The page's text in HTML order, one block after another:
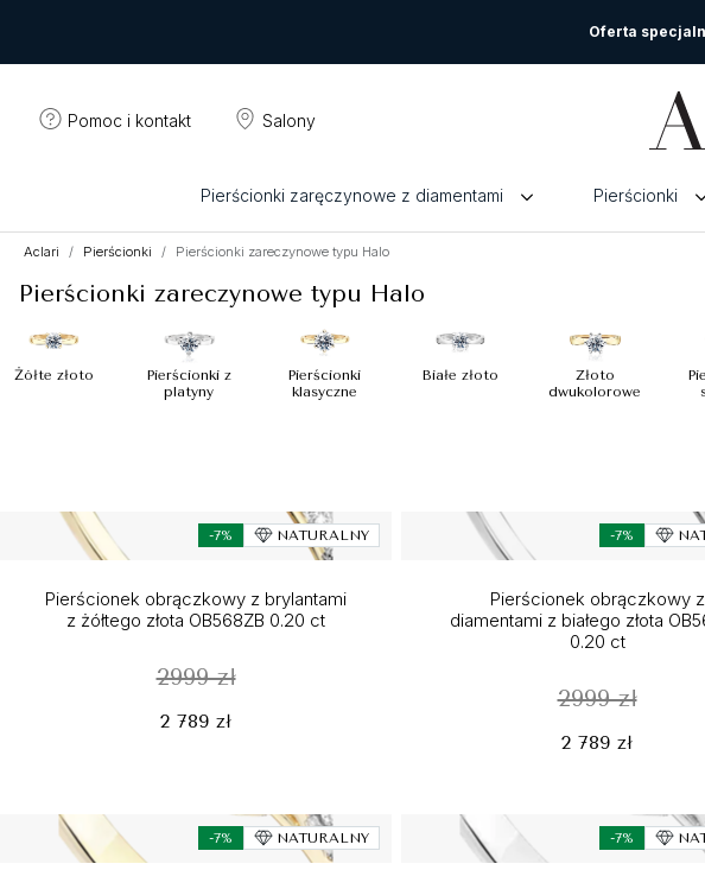
Oferta
Pomoc i kontakt Salony
Pierścionki zaręczynowe z diamentami Pierścionki
Aclari Pierścionki Pierścionki zareczynowe typu Halo
Pierścionki zareczynowe typu Halo
Żółte złoto
Pierścionki z
platyny
Pierścionki
klasyczne
Białe złoto
Złoto
dwukolorowe
-7% NATURALNY
Pierścionek obrączkowy z brylantami
z żółtego złota OB568ZB 0.20 ct
2999 zł
2 789 zł
-7%
Pierścionek obrączkowy z
diamentami z białego złota
0.20 ct
2999 zł
2 789 zł
-7% NATURALNY -7%